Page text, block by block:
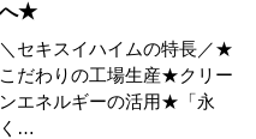
サイズ見学会
ョン #リフォーム
#ルイスポールセン
へ★
＼セキスイハイムの特長／★
こだわりの工場生産★クリー
ンエネルギーの活用★「永
く…